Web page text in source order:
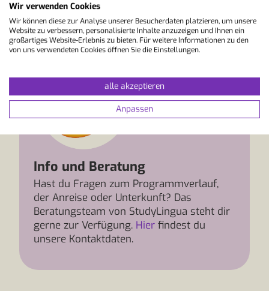
Zürich und entdecke Lernen in einer Stadt, die
Tradition und Moderne harmonisch vereint.
Info und Beratung
Hast du Fragen zum Programmverlauf,
der Anreise oder Unterkunft? Das
Beratungsteam von StudyLingua steht dir
gerne zur Verfügung. Hier findest du
unsere Kontaktdaten.
Wir verwenden Cookies
Wir können diese zur Analyse unserer Besucherdaten platzieren, um unsere
Website zu verbessern, personalisierte Inhalte anzuzeigen und Ihnen ein
großartiges Website-Erlebnis zu bieten. Für weitere Informationen zu den
von uns verwendeten Cookies öffnen Sie die Einstellungen.
alle akzeptieren
Anpassen